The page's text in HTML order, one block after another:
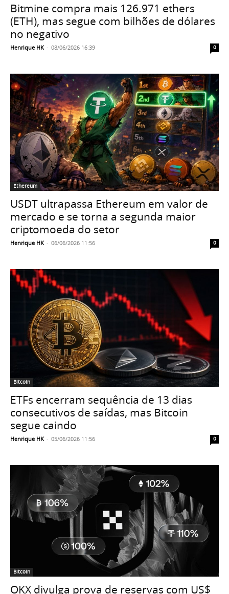
Bitmine compra mais 126.971 ethers
(ETH), mas segue com bilhões de dólares
no negativo
Henrique HK - 08/06/2026 16:39 0
Ethereum
USDT ultrapassa Ethereum em valor de
mercado e se torna a segunda maior
criptomoeda do setor
Henrique HK - 06/06/2026 11:56 0
Bitcoin
ETFs encerram sequência de 13 dias
consecutivos de saídas, mas Bitcoin
segue caindo
Henrique HK - 05/06/2026 11:56 0
Bitcoin
OKX divulga prova de reservas com US$